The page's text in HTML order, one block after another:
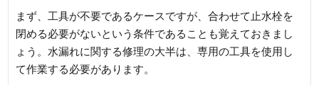
まず、工具が不要であるケースですが、合わせて止水栓を
閉める必要がないという条件であることも覚えておきまし
ょう。水漏れに関する修理の大半は、専用の工具を使用し
て作業する必要があります。